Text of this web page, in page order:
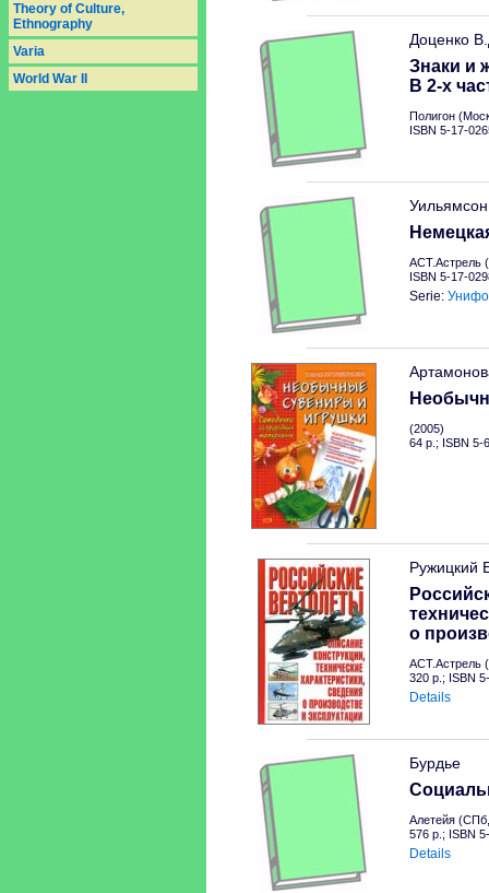
Theory of Culture,
Ethnography
Varia
World War II
Доценко
Знаки и
В 2-х
Полигон
ISBN 5-17-
АСТ.Астрель
ISBN 5-17-
Serie:
(2005)
64 p.; ISBN 5-
Ружицкий
о
АСТ.Астрель
320 p.; ISBN
Details
Бурдье
Алетейя
576 p.; ISBN
Details